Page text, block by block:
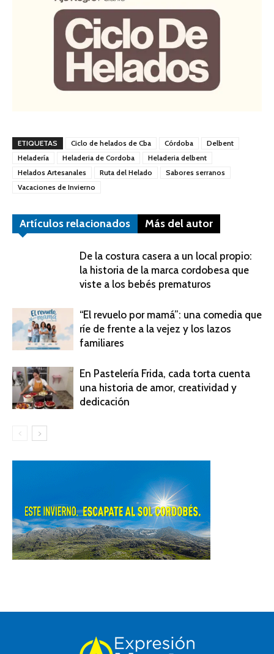
ETIQUETAS Ciclo de helados de Cba Córdoba
Delbent
Heladería
Heladeria de Cordoba
Heladeria delbent
Helados Artesanales
Ruta del Helado
Sabores serranos
Vacaciones de Invierno
Artículos relacionados Más del autor
De la costura casera a un local propio:
la historia de la marca cordobesa que
viste a los bebés prematuros
“El revuelo por mamá”: una comedia que
ríe de frente a la vejez y los lazos
familiares
En Pastelería Frida, cada torta cuenta
una historia de amor, creatividad y
dedicación